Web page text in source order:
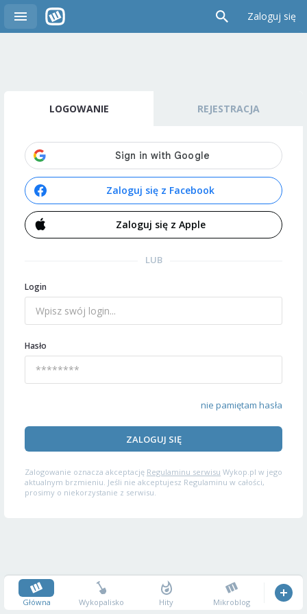
Zaloguj się
LOGOWANIE REJESTRACJA
Zaloguj się z Facebook
Zaloguj się z Apple
LUB
Login
Hasło
nie pamiętam hasła
ZALOGUJ SIĘ
Zalogowanie oznacza akceptację Regulaminu serwisu Wykop.pl w jego
aktualnym brzmieniu. Jeśli nie akceptujesz Regulaminu w całości,
prosimy o niekorzystanie z serwisu.
Główna Wykopalisko Hity Mikroblog